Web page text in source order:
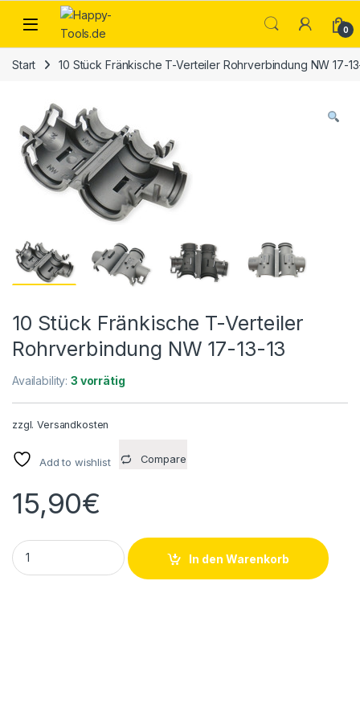
Skip to navigation
Skip to content
Open 0
Start 10 Stück Fränkische T-Verteiler Rohrverbindung NW 17-
10 Stück Fränkische T-Verteiler
Rohrverbindung NW 17-13-13
Availability:3 vorrätig
zzgl.Versandkosten
Add to wishlist Compare
15,90€
10 Stück Fränkische T-Verteiler Rohrverbindung NW 17-13-13
In den Warenkorb